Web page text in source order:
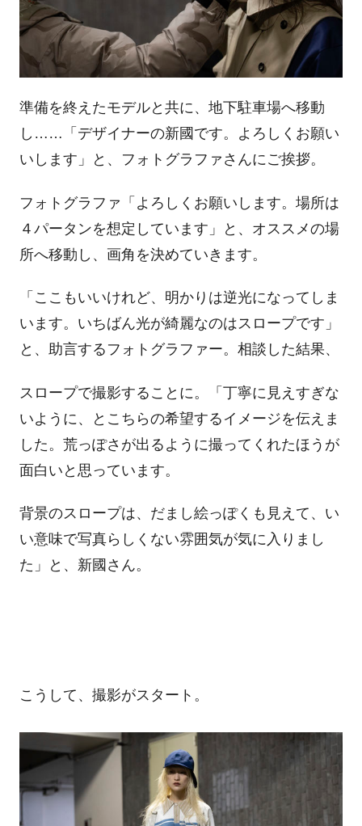
準備を終えたモデルと共に、地下駐車場へ移動
し……「デザイナーの新國です。よろしくお願い
いします」と、フォトグラファさんにご挨拶。
フォトグラファ「よろしくお願いします。場所は
４パータンを想定しています」と、オススメの場
所へ移動し、画角を決めていきます。
「ここもいいけれど、明かりは逆光になってしま
います。いちばん光が綺麗なのはスロープです」
と、助言するフォトグラファー。相談した結果、
スロープで撮影することに。「丁寧に見えすぎな
いように、とこちらの希望するイメージを伝えま
した。荒っぽさが出るように撮ってくれたほうが
面白いと思っています。
背景のスロープは、だまし絵っぽくも見えて、い
い意味で写真らしくない雰囲気が気に入りまし
た」と、新國さん。
こうして、撮影がスタート。